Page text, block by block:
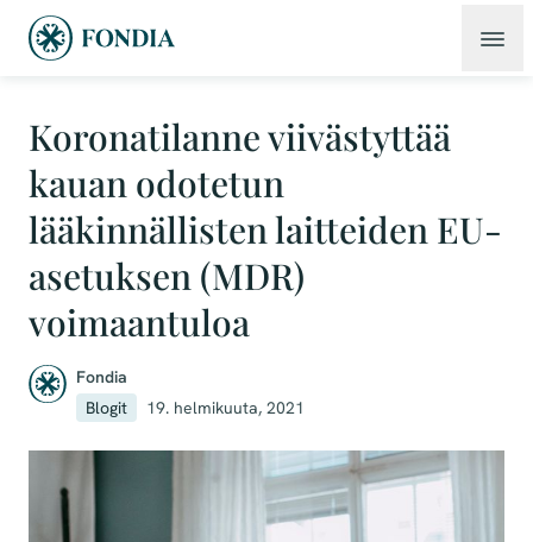
Koronatilanne viivästyttää
kauan odotetun
lääkinnällisten laitteiden EU-
asetuksen (MDR)
voimaantuloa
Fondia
Blogit
19. helmikuuta, 2021